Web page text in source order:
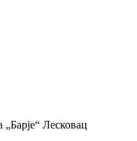
Лесковац